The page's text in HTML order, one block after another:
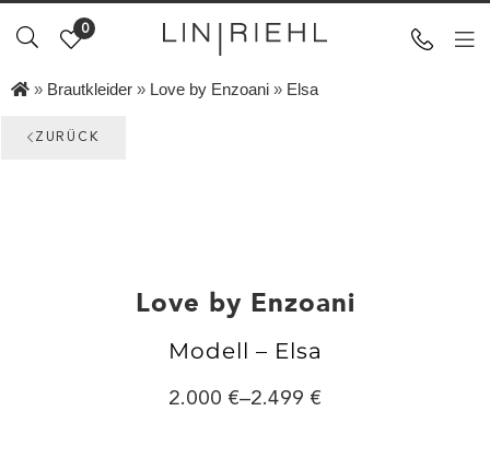
0
» Brautkleider » Love by Enzoani » Elsa
ZURÜCK
Love by Enzoani
Modell – Elsa
2.000 –2.499